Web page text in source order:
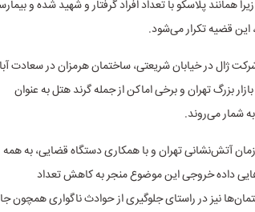
همانند پلاسکو با تعداد افراد گرفتار و شهید شده و
این قضیه تکرار می‌شود.
شرکت ژال در خیابان شریعتی، ساختمان هرمزان در سعادت
بزرگ تهران و برخی اماکن از جمله گرند هتل به عنوان
شمار می‌روند.
آتش‌نشانی تهران و با همکاری دستگاه قضایی، به همه
داده خروجی این موضوع منجر به کاهش تعداد
نیز در راستای جلوگیری از حوادث ناگواری همچون